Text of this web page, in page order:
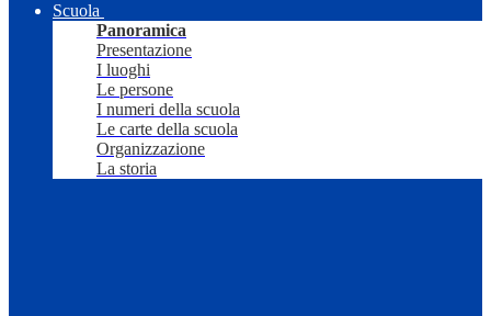
Scuola
Panoramica
Presentazione
I luoghi
Le persone
I numeri della scuola
Le carte della scuola
Organizzazione
La storia